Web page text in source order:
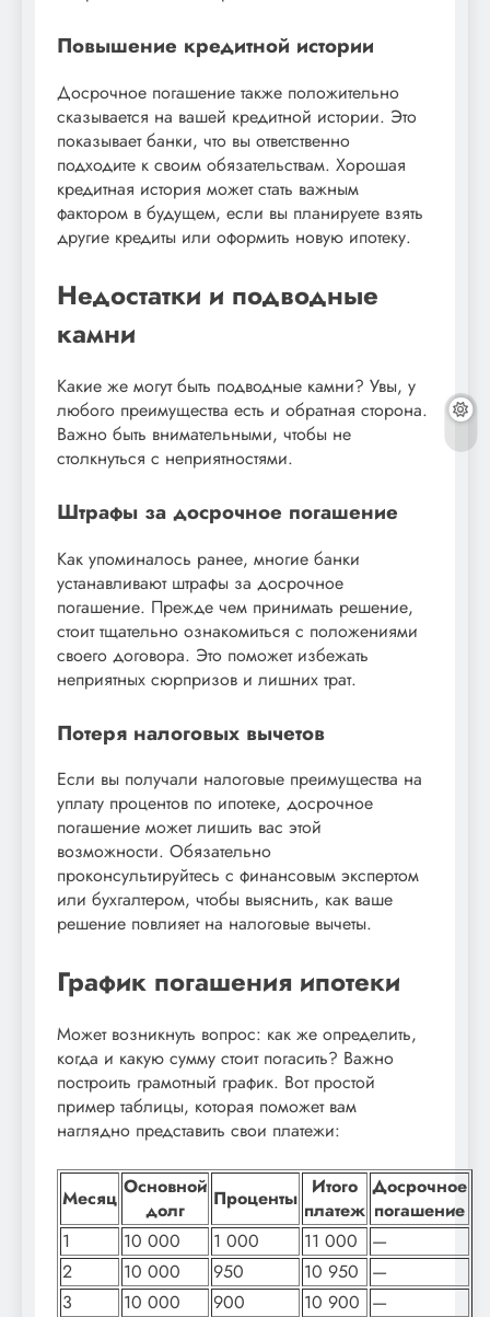
Повышение кредитной истории
Досрочное погашение также положительно
сказывается на вашей кредитной истории. Это
показывает банки, что вы ответственно
подходите к своим обязательствам. Хорошая
кредитная история может стать важным
фактором в будущем, если вы планируете взять
другие кредиты или оформить новую ипотеку.
Недостатки и подводные
камни
Какие же могут быть подводные камни? Увы, у
любого преимущества есть и обратная сторона.
Важно быть внимательными, чтобы не
столкнуться с неприятностями.
Штрафы за досрочное погашение
Как упоминалось ранее, многие банки
устанавливают штрафы за досрочное
погашение. Прежде чем принимать решение,
стоит тщательно ознакомиться с положениями
своего договора. Это поможет избежать
неприятных сюрпризов и лишних трат.
Потеря налоговых вычетов
Если вы получали налоговые преимущества на
уплату процентов по ипотеке, досрочное
погашение может лишить вас этой
возможности. Обязательно
проконсультируйтесь с финансовым экспертом
или бухгалтером, чтобы выяснить, как ваше
решение повлияет на налоговые вычеты.
График погашения ипотеки
Может возникнуть вопрос: как же определить,
когда и какую сумму стоит погасить? Важно
построить грамотный график. Вот простой
пример таблицы, которая поможет вам
наглядно представить свои платежи:
Месяц Основной
долг
Проценты
Итого
платеж
Досрочное
погашение
1
10 000 1 000 11 000
—
2
10 000 950 10 950
—
3
10 000 900 10 900 —